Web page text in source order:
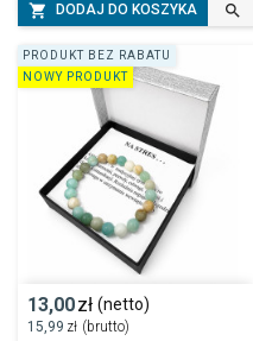
 DODAJ DO KOSZYKA 
13,00zł (netto)
15,99 zł (brutto)
PRODUKT BEZ RABATU
NOWY PRODUKT